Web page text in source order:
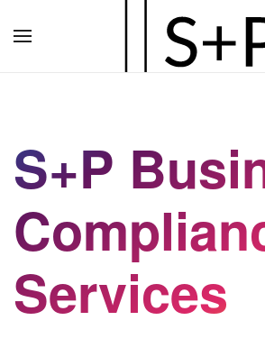
Hauptinhalt
S+P
Services